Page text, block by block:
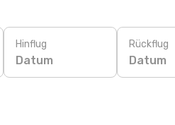
Hinflug
Datum
Rückflug
Datum